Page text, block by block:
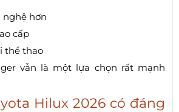
nghệ hơn
cấp
thể thao
vẫn là một lựa chọn rất mạnh
Hilux 2026 có đáng